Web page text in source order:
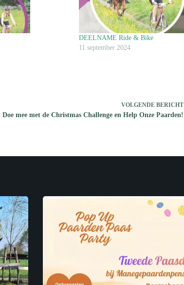
DEELNAME Ride & Bike
11 september 2024
VOLGENDE BERICHT
Doe mee met de Christmas Challenge en Help Onze Paarden!